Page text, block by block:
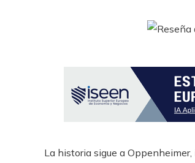
La historia sigue a